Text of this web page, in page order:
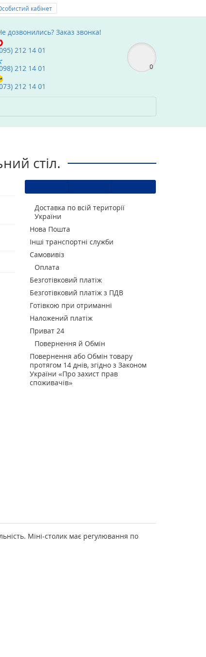
кабінет
дозвонились?Заказ звонка!
212 14 01
212 14 01
212 14 01
0
стіл.
Доставка по всій території
України
Нова Пошта
Інші транспортні служби
Самовивіз
Оплата
Безготівковий платіж
Безготівковий платіж з ПДВ
Готівкою при отриманні
Наложений платіж
Приват 24
Повернення й Обмін
Повернення або Обмін товару
протягом 14 днів, згідно з Законом
України «Про захист прав
споживачів»
Міні-столик має регулювання по